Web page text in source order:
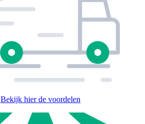
Bekijk hier de voordelen